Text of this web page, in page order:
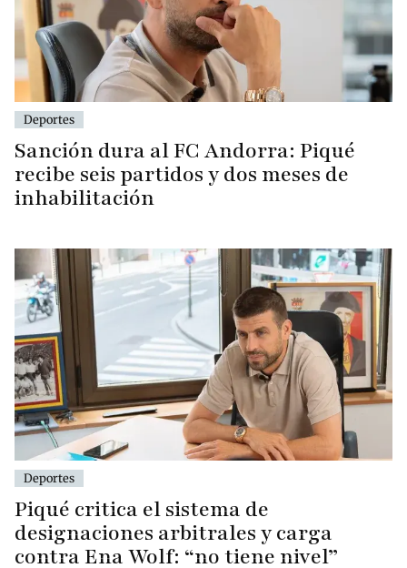
Deportes
Sanción dura al FC Andorra: Piqué
recibe seis partidos y dos meses de
inhabilitación
Deportes
Piqué critica el sistema de
designaciones arbitrales y carga
contra Ena Wolf: “no tiene nivel”